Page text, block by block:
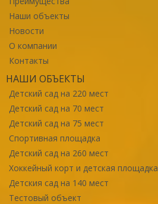
Наши объекты
Новости
О компании
Контакты
НАШИ ОБЪЕКТЫ
Детский сад на 220 мест
Детский сад на 70 мест
Детский сад на 75 мест
Спортивная площадка
Детский сад на 260 мест
Хоккейный корт и детская площадка
Детския сад на 140 мест
Тестовый объект